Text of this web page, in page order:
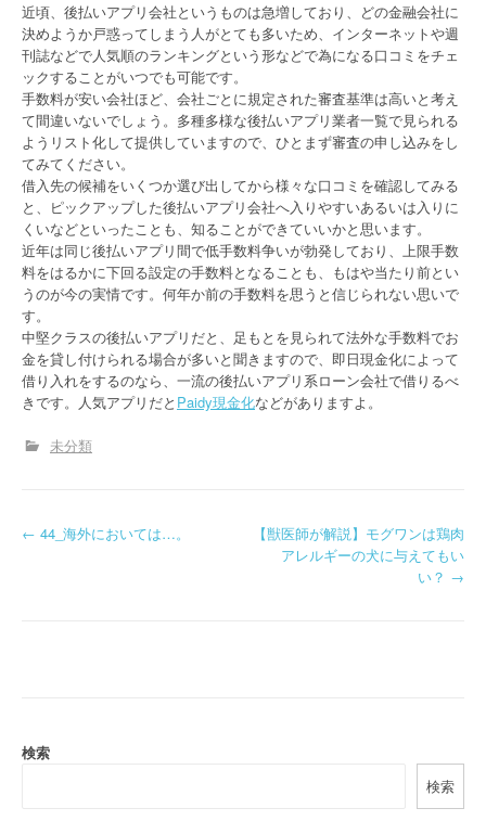
近頃、後払いアプリ会社というものは急増しており、どの金融会社に
決めようか戸惑ってしまう人がとても多いため、インターネットや週
刊誌などで人気順のランキングという形などで為になる口コミをチェ
ックすることがいつでも可能です。
手数料が安い会社ほど、会社ごとに規定された審査基準は高いと考え
て間違いないでしょう。多種多様な後払いアプリ業者一覧で見られる
ようリスト化して提供していますので、ひとまず審査の申し込みをし
てみてください。
借入先の候補をいくつか選び出してから様々な口コミを確認してみる
と、ピックアップした後払いアプリ会社へ入りやすいあるいは入りに
くいなどといったことも、知ることができていいかと思います。
近年は同じ後払いアプリ間で低手数料争いが勃発しており、上限手数
料をはるかに下回る設定の手数料となることも、もはや当たり前とい
うのが今の実情です。何年か前の手数料を思うと信じられない思いで
す。
中堅クラスの後払いアプリだと、足もとを見られて法外な手数料でお
金を貸し付けられる場合が多いと聞きますので、即日現金化によって
借り入れをするのなら、一流の後払いアプリ系ローン会社で借りるべ
きです。人気アプリだと Paidy現金化などがありますよ。
未分類
P
a
← 44_海外においては…。
【獣医師が解説】モグワンは鶏肉
アレルギーの犬に与えてもい
い？ →
検索
検索